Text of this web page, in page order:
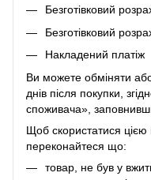
Безготівковий
Безготівковий
Накладений платіж
Ви можете обміняти
днів після покупки,
споживача»,
Щоб скористатися
переконайтеся що:
товар, не був у